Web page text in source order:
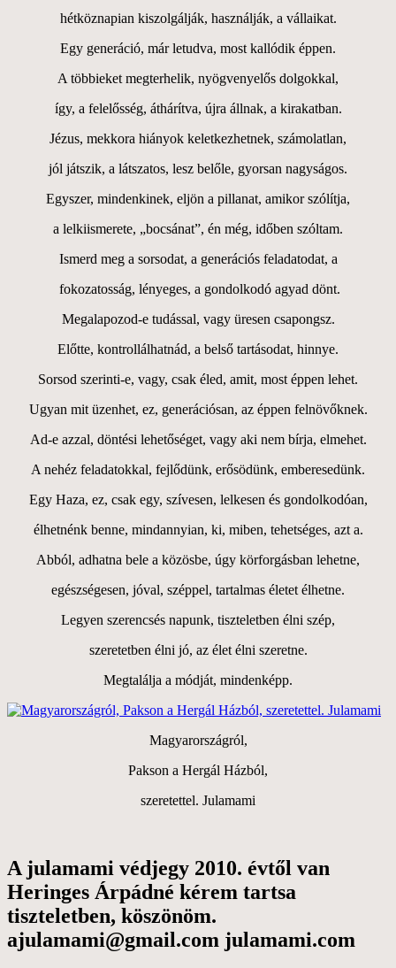
hétköznapian kiszolgálják, használják, a vállaikat.
Egy generáció, már letudva, most kallódik éppen.
A többieket megterhelik, nyögvenyelős dolgokkal,
így, a felelősség, áthárítva, újra állnak, a kirakatban.
Jézus, mekkora hiányok keletkezhetnek, számolatlan,
jól játszik, a látszatos, lesz belőle, gyorsan nagyságos.
Egyszer, mindenkinek, eljön a pillanat, amikor szólítja,
a lelkiismerete, „bocsánat”, én még, időben szóltam.
Ismerd meg a sorsodat, a generációs feladatodat, a
fokozatosság, lényeges, a gondolkodó agyad dönt.
Megalapozod-e tudással, vagy üresen csapongsz.
Előtte, kontrollálhatnád, a belső tartásodat, hinnye.
Sorsod szerinti-e, vagy, csak éled, amit, most éppen lehet.
Ugyan mit üzenhet, ez, generációsan, az éppen felnövőknek.
Ad-e azzal, döntési lehetőséget, vagy aki nem bírja, elmehet.
A nehéz feladatokkal, fejlődünk, erősödünk, emberesedünk.
Egy Haza, ez, csak egy, szívesen, lelkesen és gondolkodóan,
élhetnénk benne, mindannyian, ki, miben, tehetséges, azt a.
Abból, adhatna bele a közösbe, úgy körforgásban lehetne,
egészségesen, jóval, széppel, tartalmas életet élhetne.
Legyen szerencsés napunk, tiszteletben élni szép,
szeretetben élni jó, az élet élni szeretne.
Megtalálja a módját, mindenképp.
Magyarországról,
Pakson a Hergál Házból,
szeretettel. Julamami
A julamami védjegy 2010. évtől van
Heringes Árpádné kérem tartsa
tiszteletben, köszönöm.
ajulamami@gmail.com julamami.com